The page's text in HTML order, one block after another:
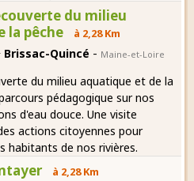
du milieu
la pêche
à 2,28 Km
Brissac-Quincé - Maine-et-Loire
du milieu aquatique et de la
pédagogique sur nos
d'eau douce. Une visite
actions citoyennes pour
habitants de nos rivières.
à 2,28 Km